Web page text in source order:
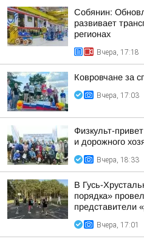
Собянин:
развивает
регионах
Вчера, 17:18
Ковровчане за
Вчера, 17:03
Физкульт-
и дорожного
Вчера, 18:33
В Гусь-
порядка»
представители
Вчера, 17:01